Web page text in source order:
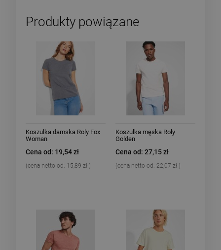
Produkty powiązane
Koszulka damska Roly Fox
Woman
Cena od: 19,54 zł
(cena netto od: 15,89 zł )
Koszulka męska Roly
Golden
Cena od: 27,15 zł
(cena netto od: 22,07 zł )